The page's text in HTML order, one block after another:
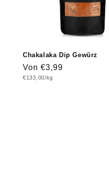
Chakalaka Dip Gewürz
Normaler
Preis
Von €3,99
Grundpreis
€133,00/kg